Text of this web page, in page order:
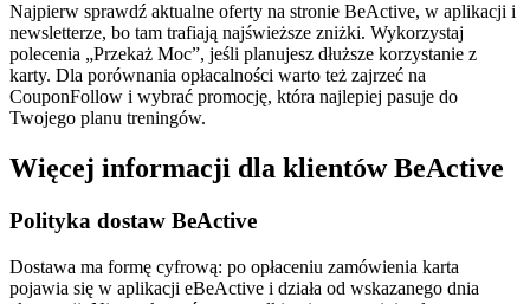
Najpierw sprawdź aktualne oferty na stronie BeActive, w aplikacji i
newsletterze, bo tam trafiają najświeższe zniżki. Wykorzystaj
polecenia „Przekaż Moc”, jeśli planujesz dłuższe korzystanie z
karty. Dla porównania opłacalności warto też zajrzeć na
CouponFollow i wybrać promocję, która najlepiej pasuje do
Twojego planu treningów.
Więcej informacji dla klientów BeActive
Polityka dostaw BeActive
Dostawa ma formę cyfrową: po opłaceniu zamówienia karta
pojawia się w aplikacji eBeActive i działa od wskazanego dnia